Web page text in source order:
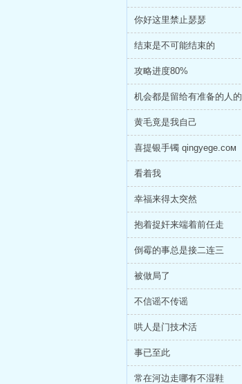
你好这里禁止瑟瑟
结束是不可能结束的
攻略进度80%
机会都是留给有准备的人的
黄毛竟是我自己
喜提银手镯 qingyege.coм
看着我
幸福来得太突然
抱着捉奸来端着前任走
倒霉的事总是接二连三
被做局了
不信谣不传谣
哄人是门技术活
事已至此
常在河边走哪有不湿鞋